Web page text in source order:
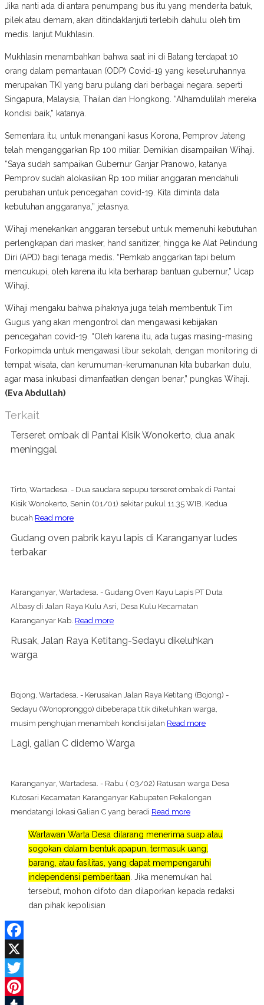
Jika nanti ada di antara penumpang bus itu yang menderita batuk,
pilek atau demam, akan ditindaklanjuti terlebih dahulu oleh tim
medis. lanjut Mukhlasin.
Mukhlasin menambahkan bahwa saat ini di Batang terdapat 10
orang dalam pemantauan (ODP) Covid-19 yang keseluruhannya
merupakan TKI yang baru pulang dari berbagai negara. seperti
Singapura, Malaysia, Thailan dan Hongkong. “Alhamdulilah mereka
kondisi baik,” katanya.
Sementara itu, untuk menangani kasus Korona, Pemprov Jateng
telah menganggarkan Rp 100 miliar. Demikian disampaikan Wihaji.
“Saya sudah sampaikan Gubernur Ganjar Pranowo, katanya
Pemprov sudah alokasikan Rp 100 miliar anggaran mendahuli
perubahan untuk pencegahan covid-19. Kita diminta data
kebutuhan anggaranya,” jelasnya.
Wihaji menekankan anggaran tersebut untuk memenuhi kebutuhan
perlengkapan dari masker, hand sanitizer, hingga ke Alat Pelindung
Diri (APD) bagi tenaga medis. “Pemkab anggarkan tapi belum
mencukupi, oleh karena itu kita berharap bantuan gubernur,” Ucap
Wihaji.
Wihaji mengaku bahwa pihaknya juga telah membentuk Tim
Gugus yang akan mengontrol dan mengawasi kebijakan
pencegahan covid-19. “Oleh karena itu, ada tugas masing-masing
Forkopimda untuk mengawasi libur sekolah, dengan monitoring di
tempat wisata, dan kerumuman-kerumanunan kita bubarkan dulu,
agar masa inkubasi dimanfaatkan dengan benar,” pungkas Wihaji.
(Eva Abdullah)
Terkait
Terseret ombak di Pantai Kisik Wonokerto, dua anak
meninggal
Tirto, Wartadesa. - Dua saudara sepupu terseret ombak di Pantai
Kisik Wonokerto, Senin (01/01) sekitar pukul 11.35 WIB. Kedua
bucah Read more
Gudang oven pabrik kayu lapis di Karanganyar ludes
terbakar
Karanganyar, Wartadesa. - Gudang Oven Kayu Lapis PT Duta
Albasy di Jalan Raya Kulu Asri, Desa Kulu Kecamatan
Karanganyar Kab. Read more
Rusak, Jalan Raya Ketitang-Sedayu dikeluhkan
warga
Bojong, Wartadesa. - Kerusakan Jalan Raya Ketitang (Bojong) -
Sedayu (Wonopronggo) dibeberapa titik dikeluhkan warga,
musim penghujan menambah kondisi jalan Read more
Lagi, galian C didemo Warga
Karanganyar, Wartadesa. - Rabu ( 03/02) Ratusan warga Desa
Kutosari Kecamatan Karanganyar Kabupaten Pekalongan
mendatangi lokasi Galian C yang beradi Read more
Wartawan Warta Desa dilarang menerima suap atau
sogokan dalam bentuk apapun, termasuk uang,
barang, atau fasilitas, yang dapat mempengaruhi
independensi pemberitaan . Jika menemukan hal
tersebut, mohon difoto dan dilaporkan kepada redaksi
dan pihak kepolisian
Facebook
X
Twitter